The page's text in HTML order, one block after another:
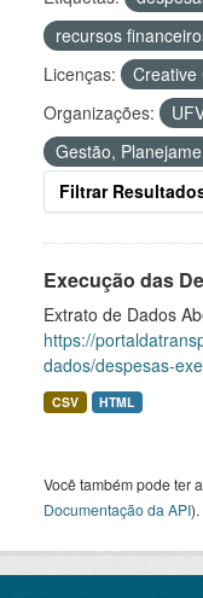
recursos
Licenças:
Creative
Organizações:
Gestão,
Filtrar
Execução das
Extrato de Dados
https://
dados/despesas-
CSV HTML
Você também pode ter
Documentação da API).